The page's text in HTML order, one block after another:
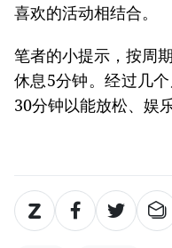
喜欢的活动相结合。
笔者的小提示，按周
休息5分钟。经过几
30分钟以能放松、娱